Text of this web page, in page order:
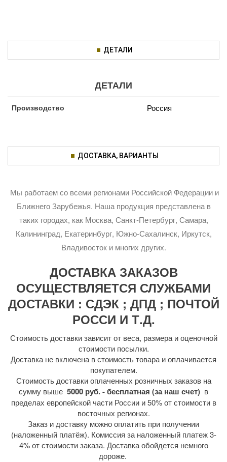
ДЕТАЛИ
ДЕТАЛИ
Производство Россия
ДОСТАВКА, ВАРИАНТЫ
Мы работаем со всеми регионами Российской Федерации и
Ближнего Зарубежья. Наша продукция представлена в
таких городах, как Москва, Санкт-Петербург, Самара,
Калининград, Екатеринбург, Южно-Сахалинск, Иркутск,
Владивосток и многих других.
ДОСТАВКА ЗАКАЗОВ
ОСУЩЕСТВЛЯЕТСЯ СЛУЖБАМИ
ДОСТАВКИ : СДЭК ; ДПД ; ПОЧТОЙ
РОССИ И Т.Д.
Стоимость доставки зависит от веса, размера и оценочной
стоимости посылки.
Доставка не включена в стоимость товара и оплачивается
покупателем.
Стоимость доставки оплаченных розничных заказов на
сумму выше 5000 руб. - бесплатная (за наш счет) в
пределах европейской части России и 50% от стоимости в
восточных регионах.
Заказ и доставку можно оплатить при получении
(наложенный платёж). Комиссия за наложенный платеж 3-
4% от стоимости заказа. Доставка обойдется немного
дороже.